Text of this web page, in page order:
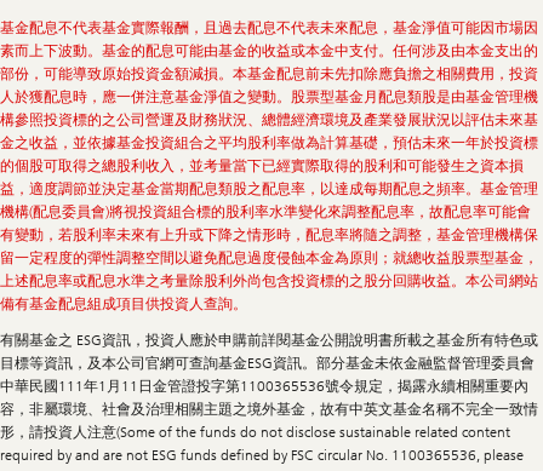
基金配息不代表基金實際報酬，且過去配息不代表未來配息，基金淨值可能因市場因
素而上下波動。基金的配息可能由基金的收益或本金中支付。任何涉及由本金支出的
部份，可能導致原始投資金額減損。本基金配息前未先扣除應負擔之相關費用，投資
人於獲配息時，應一併注意基金淨值之變動。股票型基金月配息類股是由基金管理機
構參照投資標的之公司營運及財務狀況、總體經濟環境及產業發展狀況以評估未來基
金之收益，並依據基金投資組合之平均股利率做為計算基礎，預估未來一年於投資標
的個股可取得之總股利收入，並考量當下已經實際取得的股利和可能發生之資本損
益，適度調節並決定基金當期配息類股之配息率，以達成每期配息之頻率。基金管理
機構(配息委員會)將視投資組合標的股利率水準變化來調整配息率，故配息率可能會
有變動，若股利率未來有上升或下降之情形時，配息率將隨之調整，基金管理機構保
留一定程度的彈性調整空間以避免配息過度侵蝕本金為原則；就總收益股票型基金，
上述配息率或配息水準之考量除股利外尚包含投資標的之股分回購收益。本公司網站
備有基金配息組成項目供投資人查詢。
有關基金之 ESG資訊，投資人應於申購前詳閱基金公開說明書所載之基金所有特色或
目標等資訊，及本公司官網可查詢基金ESG資訊。部分基金未依金融監督管理委員會
中華民國111年1月11日金管證投字第1100365536號令規定，揭露永續相關重要內
容，非屬環境、社會及治理相關主題之境外基金，故有中英文基金名稱不完全一致情
形，請投資人注意(Some of the funds do not disclose sustainable related content
required by and are not ESG funds defined by FSC circular No. 1100365536, please